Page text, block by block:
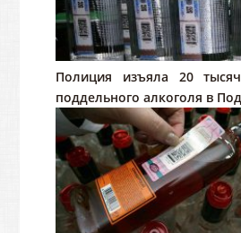
Полиция изъяла 20
поддельного алкоголя в